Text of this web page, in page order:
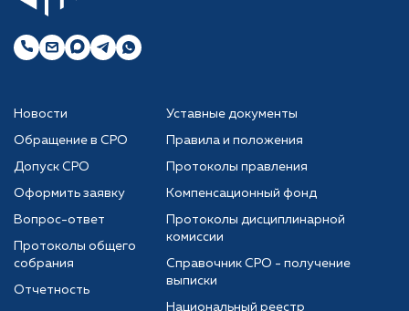
Новости
Обращение в СРО
Допуск СРО
Оформить заявку
Вопрос-ответ
Уставные документы
Правила и положения
Протоколы правления
Компенсационный фонд
Протоколы дисциплинарной
комиссии
Протоколы общего
собрания
Отчетность
Справочник СРО - получение
выписки
Национальный реестр